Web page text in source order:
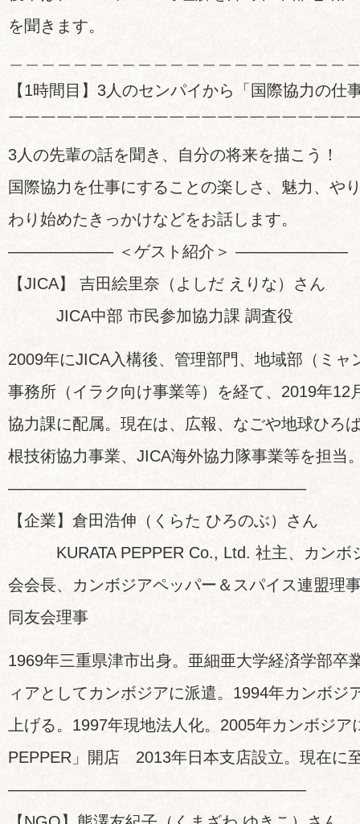
を聞きます。
【1時間目】3人のセンパイから「国際協力の仕
￣￣￣￣￣￣￣￣￣￣￣￣￣￣￣￣￣￣￣￣￣
3人の先輩の話を聞き、自分の将来を描こう！
国際協力を仕事にすることの楽しさ、魅力、や
わり始めたきっかけなどをお話します。
——————– ＜ゲスト紹介＞ ———————
【JICA】 吉田絵里奈（よしだ えりな）さん
JICA中部 市民参加協力課 調査役
2009年にJICA入構後、管理部門、地域部（ミャ
事務所（イラク向け事業等）を経て、2019年12
協力課に配属。現在は、広報、なごや地球ひろ
根技術協力事業、JICA海外協力隊事業等を担当
——————————————————–
【企業】倉田浩伸（くらた ひろのぶ）さん
KURATA PEPPER Co., Ltd. 社主、カンボ
会会長、カンボジアペッパー＆スパイス連盟理
同友会理事
1969年三重県津市出身。亜細亜大学経済学部卒
ィアとしてカンボジアに派遣。1994年カンボジ
上げる。1997年現地法人化。2005年カンボジア
PEPPER」開店 2013年日本支店設立。現在に
——————————————————–